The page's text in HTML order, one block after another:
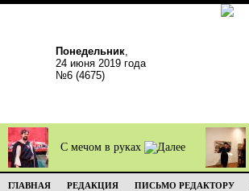
Понедельник,
24 июня 2019 года
№6 (4675)
С мечом в руках
ГЛАВНАЯ РЕДАКЦИЯ ПИСЬМО РЕДАКТОРУ